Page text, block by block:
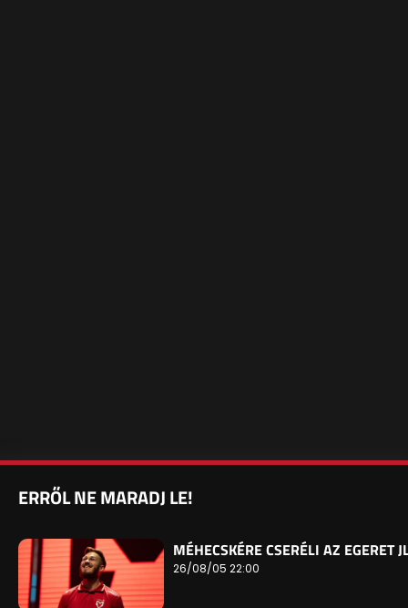
ERRŐL NE MARADJ LE!
MÉHECSKÉRE CSERÉLI AZ EGERET
26/08/05 22:00